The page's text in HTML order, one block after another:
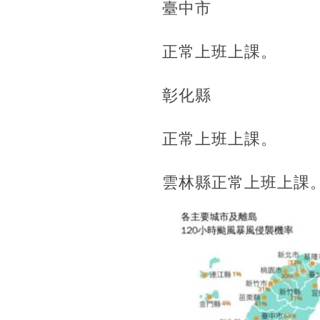
臺中市
正常上班上課。
彰化縣
正常上班上課。
雲林縣正常上班上課